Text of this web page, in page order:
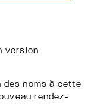
version
des noms à cette
rendez-